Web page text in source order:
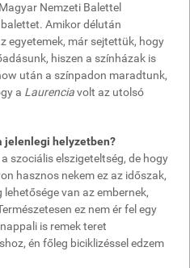
Nemzeti Balettel
Amikor délután
egyetemek, már sejtettük, hogy
hiszen a színházak is
után a színpadon maradtunk,
a Laurenciavolt az utolsó
jelenlegi helyzetben?
szociális elszigeteltség, de hogy
hasznos nekem ez az időszak,
van az embernek,
ez nem ér fel egy
is remek teret
én főleg biciklizéssel edzem